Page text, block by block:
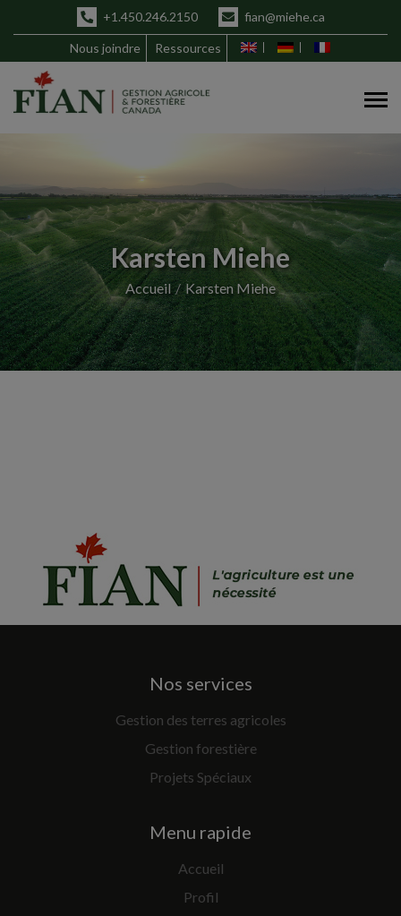
+1.450.246.2150 fian@miehe.ca
Nous joindre Ressources
Karsten Miehe
Accueil Karsten Miehe
Nos services
Gestion des terres agricoles
Gestion forestière
Projets Spéciaux
Menu rapide
Accueil
Profil